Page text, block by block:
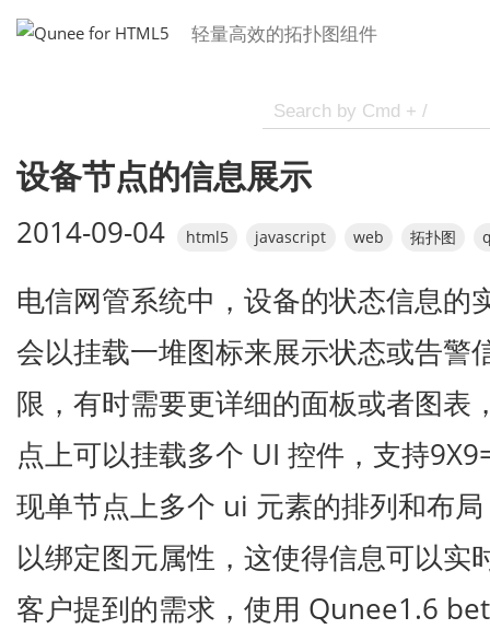
轻量高效的拓扑图组件
设备节点的信息展示
2014-09-04 html5 javascript web 拓扑图
电信网管系统中，设备的状态信息的
会以挂载一堆图标来展示状态或告警
限，有时需要更详细的面板或者图表
点上可以挂载多个 UI 控件，支持
现单节点上多个 ui 元素的排列和布
以绑定图元属性，这使得信息可以实
客户提到的需求，使用 Qunee1.6